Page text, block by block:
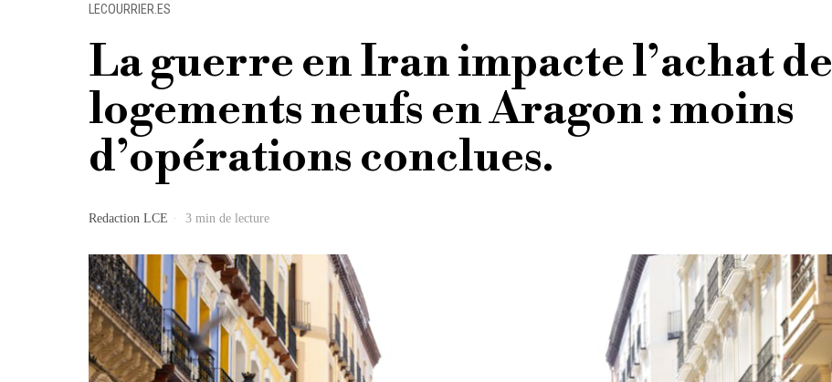
LECOURRIER.ES
La guerre en Iran impacte l’achat de
logements neufs en Aragon : moins
d’opérations conclues.
Redaction LCE 3 min de lecture